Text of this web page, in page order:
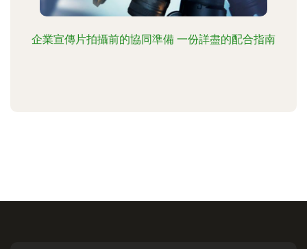
企業宣傳片拍攝前的協同準備 一份詳盡的配合指南